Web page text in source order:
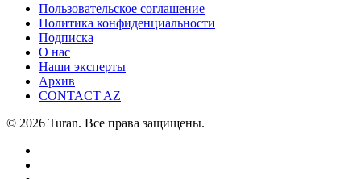
Пользовательское соглашение
Политика конфиденциальности
Подписка
О нас
Наши эксперты
Архив
CONTACT AZ
© 2026 Turan. Все права защищены.